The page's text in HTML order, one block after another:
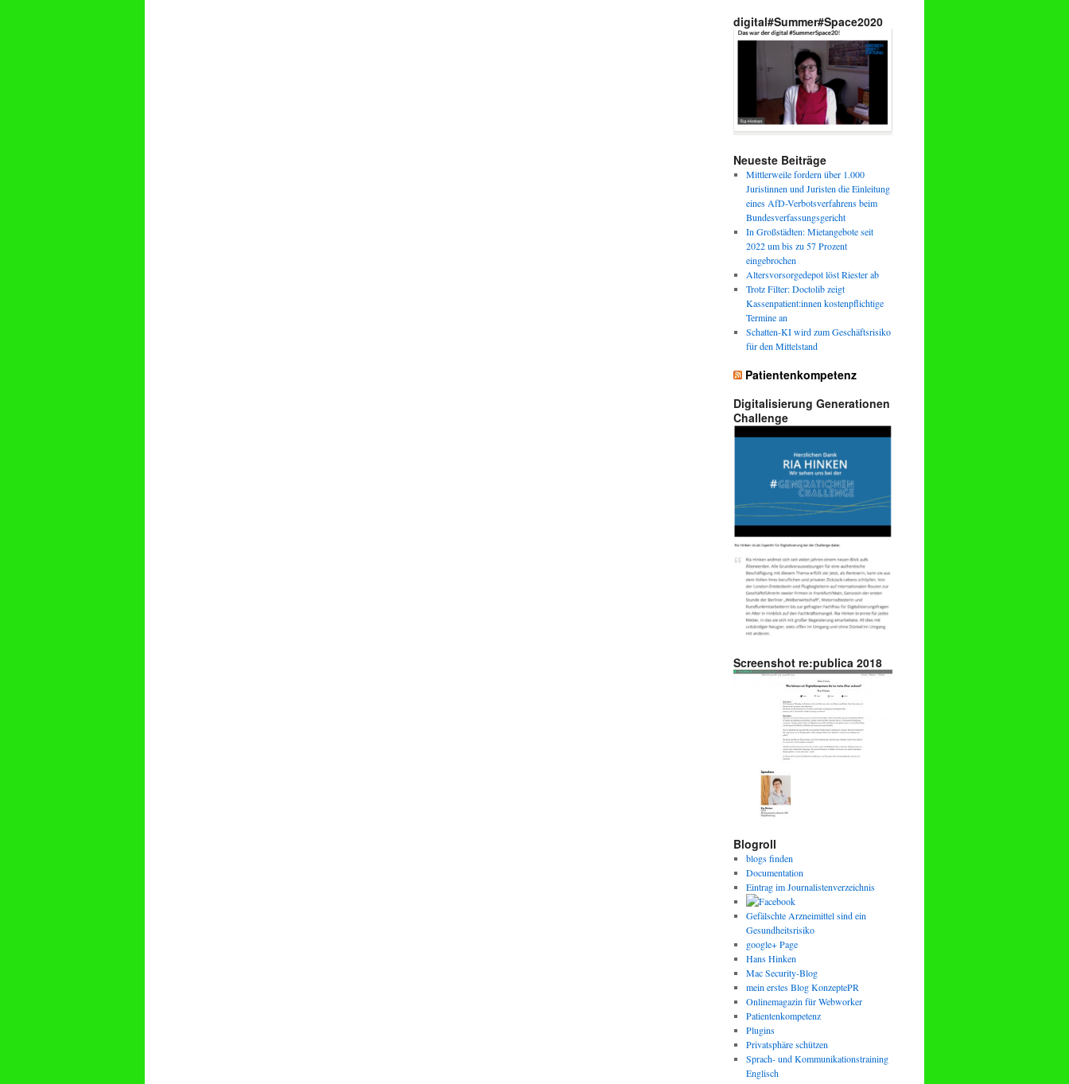
digital#Summer#Space2020
Neueste Beiträge
Mittlerweile fordern über 1.000
Juristinnen und Juristen die Einleitung
eines AfD-Verbotsverfahrens beim
Bundesverfassungsgericht
In Großstädten: Mietangebote seit
2022 um bis zu 57 Prozent
eingebrochen
Altersvorsorgedepot löst Riester ab
Trotz Filter: Doctolib zeigt
Kassenpatient:innen kostenpflichtige
Termine an
Schatten-KI wird zum Geschäftsrisiko
für den Mittelstand
Patientenkompetenz
Digitalisierung Generationen
Challenge
Screenshot re:publica 2018
Blogroll
blogs finden
Documentation
Eintrag im Journalistenverzeichnis
Gefälschte Arzneimittel sind ein
Gesundheitsrisiko
google+ Page
Hans Hinken
Mac Security-Blog
mein erstes Blog KonzeptePR
Onlinemagazin für Webworker
Patientenkompetenz
Plugins
Privatsphäre schützen
Sprach- und Kommunikationstraining
Englisch